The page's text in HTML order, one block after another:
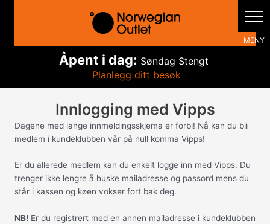
innholdet
Åpent i dag: Søndag Stengt
Planlegg ditt besøk
Innlogging med Vipps
Dagene med lange innmeldingsskjema er forbi! Nå kan du bli
medlem i kundeklubben vår på null komma Vipps!
Er du allerede medlem kan du enkelt logge inn med Vipps. Du
trenger ikke lengre å huske mailadresse og passord mens du
står i kassen og køen vokser fort bak deg.
NB! Er du registrert med en annen mailadresse i kundeklubben